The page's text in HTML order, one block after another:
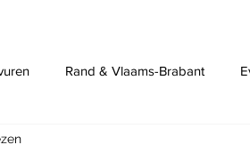
Rand & Vlaams-Brabant